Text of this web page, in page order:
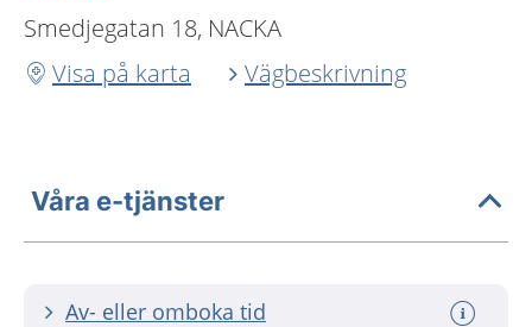
Smedjegatan 18, NACKA
Visa på karta
Vägbeskrivning
Våra e-tjänster
Av- eller omboka tid